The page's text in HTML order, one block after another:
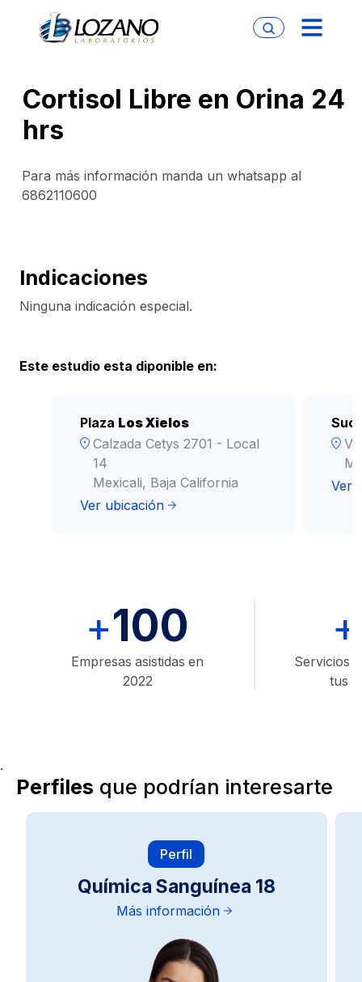
Cortisol Libre en Orina 24
hrs
Para más información manda un whatsapp al
6862110600
Indicaciones
Ninguna indicación especial.
Este estudio esta diponible en:
Plaza Los Xielos
Calzada Cetys 2701 - Local
14
Mexicali, Baja California
Ver ubicación
Ver
+100
Empresas asistidas en
2022
+
Servicios
tus
.
Perfiles que podrían interesarte
Perfil
Química Sanguínea 18
Más información